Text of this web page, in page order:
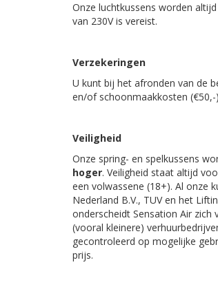
Onze luchtkussens worden
van 230V is vereist.
Verzekeringen
U kunt bij het afronden van de
en/of schoonmaakkosten (€50,-
Veiligheid
Onze spring- en spelkussens
hoger. Veiligheid staat altijd
een volwassene (18+). Al onze
Nederland B.V., TUV en het
onderscheidt Sensation Air
(vooral kleinere)
gecontroleerd op mogelijke
prijs.